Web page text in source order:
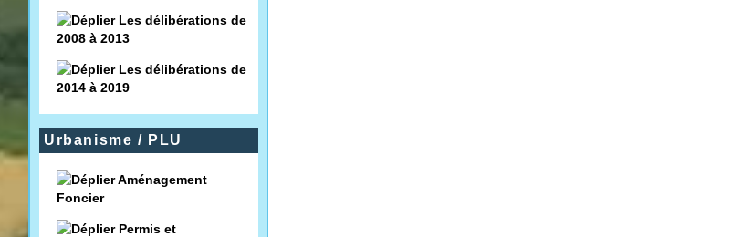
Les délibérations de
2008 à 2013
Les délibérations de
2014 à 2019
Urbanisme / PLU
Aménagement
Foncier
Permis et